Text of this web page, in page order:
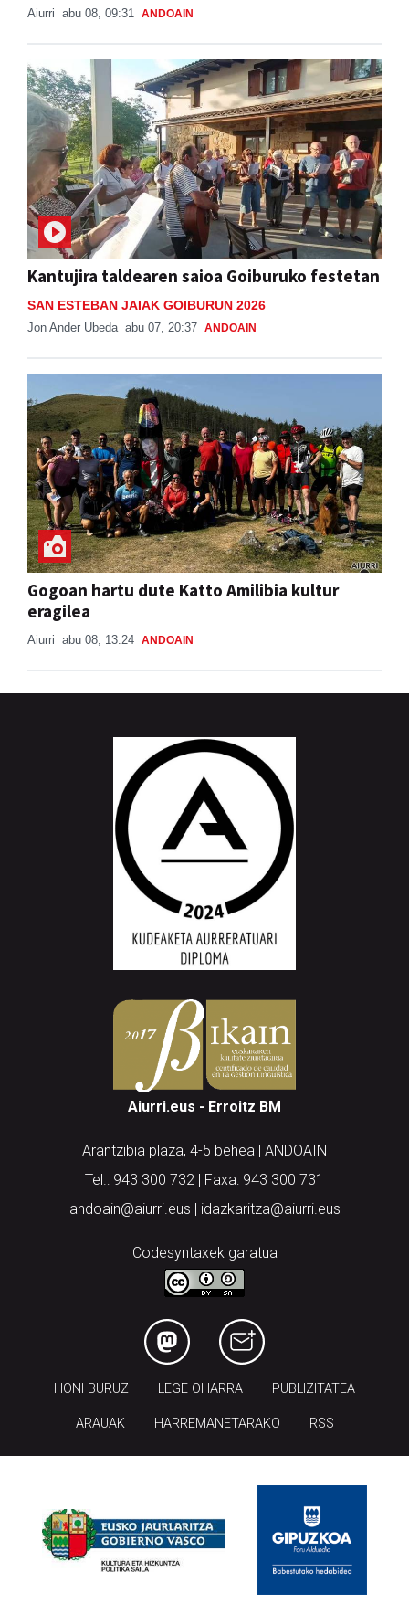
Aiurri abu 08, 09:31 ANDOAIN
Kantujira taldearen saioa Goiburuko festetan
SAN ESTEBAN JAIAK GOIBURUN 2026
Jon Ander Ubeda abu 07, 20:37 ANDOAIN
Gogoan hartu dute Katto Amilibia kultur
eragilea
Aiurri abu 08, 13:24 ANDOAIN
Aiurri.eus - Erroitz BM
Arantzibia plaza, 4-5 behea | ANDOAIN
Tel.: 943 300 732 | Faxa: 943 300 731
andoain@aiurri.eus | idazkaritza@aiurri.eus
Codesyntaxek garatua
HONI BURUZ LEGE OHARRA PUBLIZITATEA
ARAUAK HARREMANETARAKO RSS